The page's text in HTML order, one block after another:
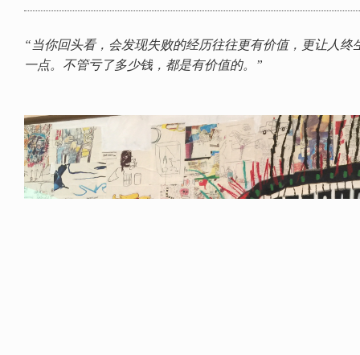
“当你回头看，会发现失败的经历往往更有价值，更让人终
一点。不管亏了多少钱，都是有价值的。”